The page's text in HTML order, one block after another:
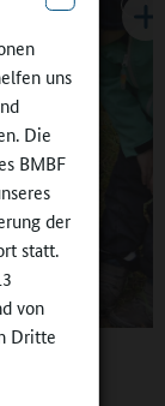
uns
Die
BMBF
der
statt.
von
Dritte